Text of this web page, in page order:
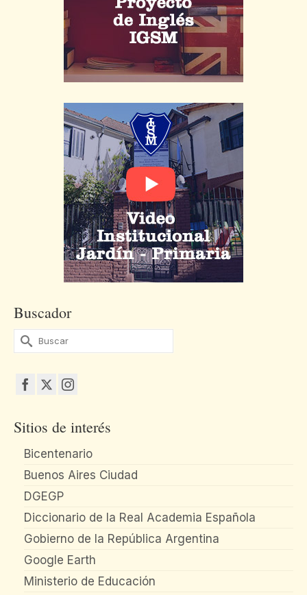
Buscador
Buscar
por:
Sitios de interés
Bicentenario
Buenos Aires Ciudad
DGEGP
Diccionario de la Real Academia Española
Gobierno de la República Argentina
Google Earth
Ministerio de Educación